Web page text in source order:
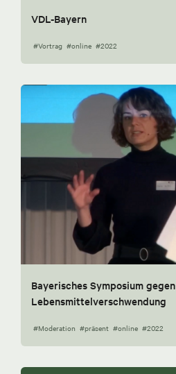
VDL-Bayern
#Vortrag #online #2022
Bayerisches Symposium gegen
Lebensmittelverschwendung
#Moderation #präsent #online #2022